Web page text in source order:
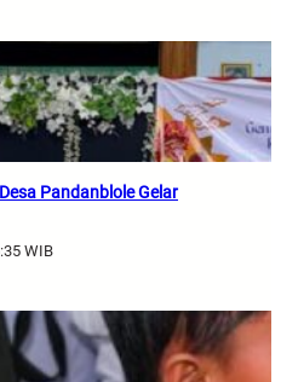
Pandanblole Gelar
WIB